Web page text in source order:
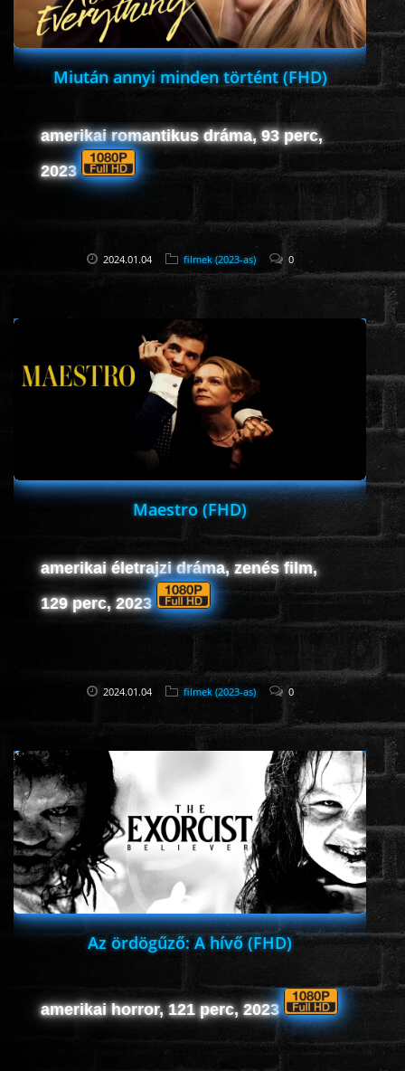
Miután annyi minden történt (FHD)
amerikai romantikus dráma, 93 perc,
2023
2024.01.04 filmek (2023-as) 0
Maestro (FHD)
amerikai életrajzi dráma, zenés film,
129 perc, 2023
2024.01.04 filmek (2023-as) 0
Az ördögűző: A hívő (FHD)
amerikai horror, 121 perc, 2023